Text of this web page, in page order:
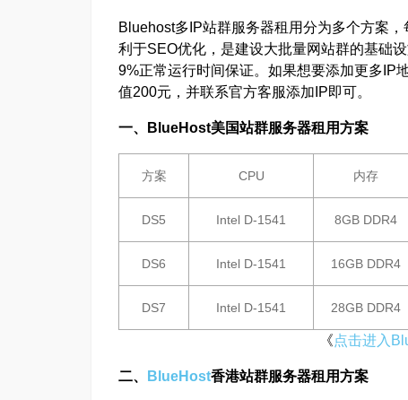
Bluehost多IP站群服务器租用分为多个方案
利于SEO优化，是建设大批量网站群的基础
9%正常运行时间保证。如果想要添加更多IP
值200元，并联系官方客服添加IP即可。
一、BlueHost美国站群服务器租用方案
方案 CPU 内存
DS5 Intel D-1541 8GB DDR4
DS6 Intel D-1541 16GB DDR4
DS7 Intel D-1541 28GB DDR4
《点击进入
二、 BlueHost香港站群服务器租用方案